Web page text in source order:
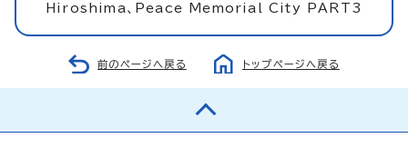
Hiroshima、Peace Memorial City PART3
前のページへ戻る トップページへ戻る